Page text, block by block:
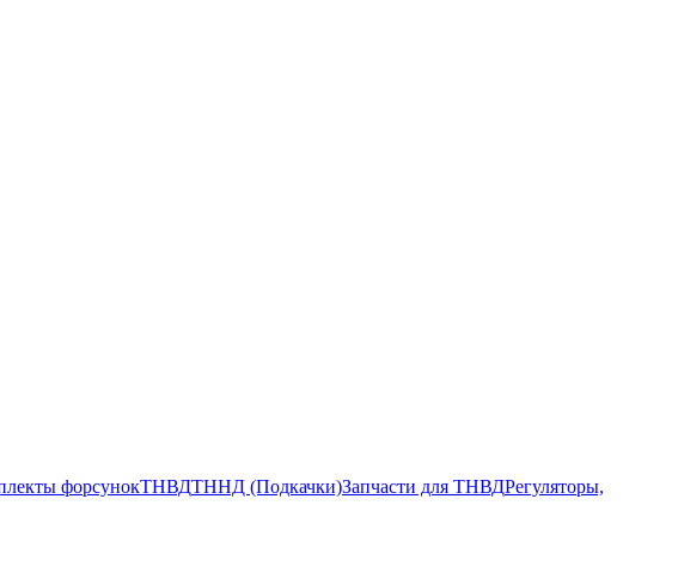
форсунокТНВДТННД (Подкачки)Запчасти для ТНВДРегуляторы,